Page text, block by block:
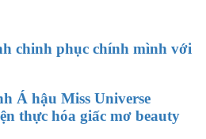
chinh phục chính mình với
Á hậu Miss Universe
thực hóa giấc mơ beauty